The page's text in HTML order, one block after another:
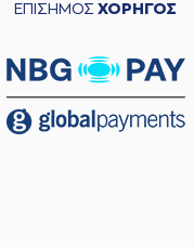
ΕΠΙΣΗΜΟΣ ΧΟΡΗΓΟΣ